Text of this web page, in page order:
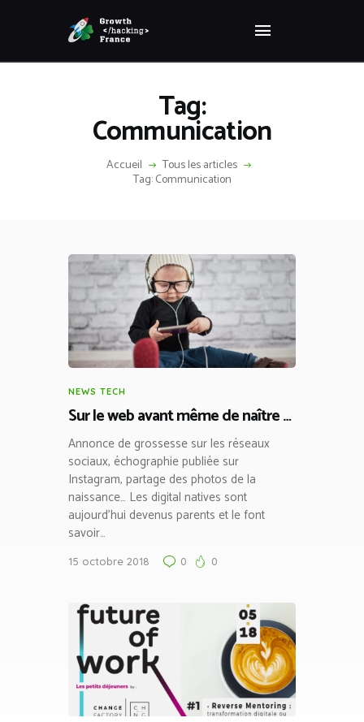
Tag:
Communication
Accueil Tous les articles
Tag: Communication
GROWTH HACKING FRANCE
ACCUEIL
HACKS
VOUS ÊTES ?
RESSOURCES
CONTACT
NEWS TECH
Sur le web avant même de naître …
Annonce de grossesse sur les réseaux
sociaux, échographie publiée sur
Instagram, partage des photos de la
naissance… Les digital natives sont
aujourd’hui devenus parents et le font
savoir…
15 octobre 2018 0 0